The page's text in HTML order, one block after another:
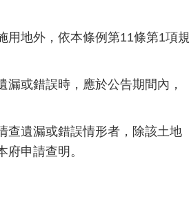
用地外，依本條例第11條第1項規
或錯誤時，應於公告期間內，
查遺漏或錯誤情形者，除該土地
申請查明。